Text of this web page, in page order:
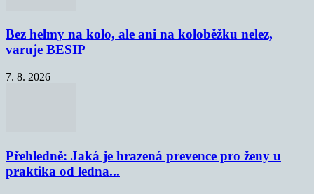
Bez helmy na kolo, ale ani na koloběžku nelez,
varuje BESIP
7. 8. 2026
Přehledně: Jaká je hrazená prevence pro ženy u
praktika od ledna...